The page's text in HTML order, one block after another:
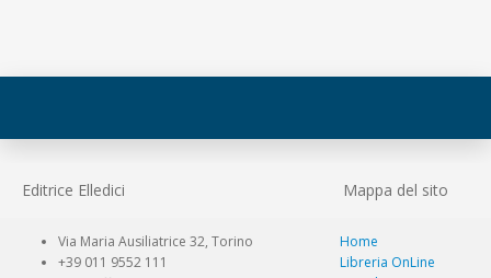
Editrice Elledici Mappa del sito
Via Maria Ausiliatrice 32, Torino
+39 011 9552 111
Home
Libreria OnLine